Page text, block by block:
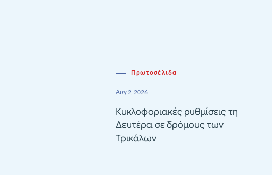
Πρωτοσέλιδα
Αυγ 2, 2026
Κυκλοφοριακές ρυθμίσεις τη
Δευτέρα σε δρόμους των
Τρικάλων